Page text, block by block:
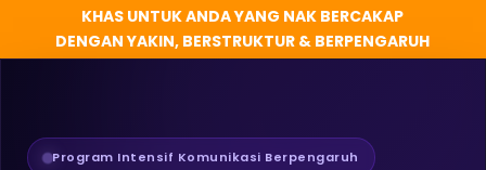
KHAS UNTUK ANDA YANG NAK BERCAKAP
DENGAN YAKIN, BERSTRUKTUR & BERPENGARUH
Program Intensif Komunikasi Berpengaruh